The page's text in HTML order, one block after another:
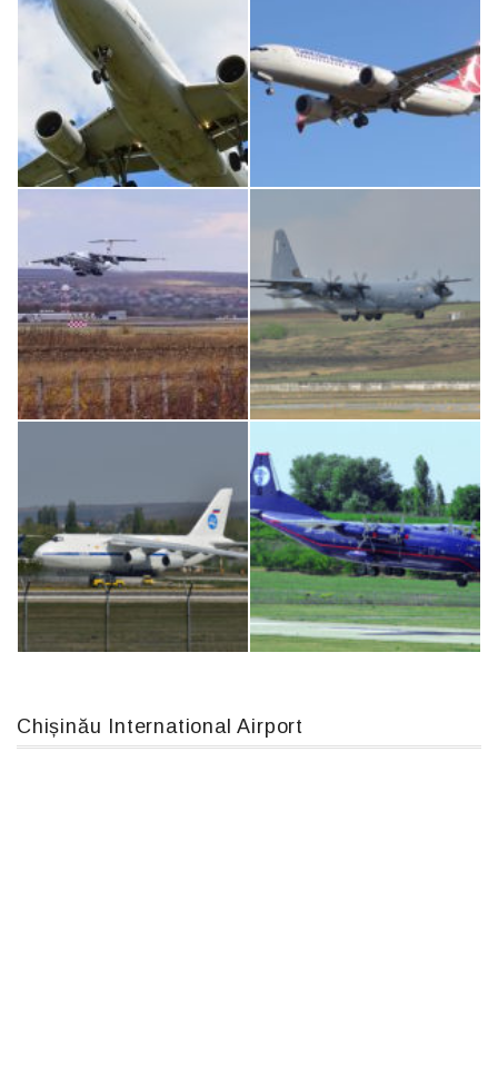
Airbus A319-114 D-AILN, Lufthansa, Франкфурт-Кишинев, 24/06/18 Boeing 737 MAX 8, TC-LCC
MC-130, 15731
Chișinău International Airport